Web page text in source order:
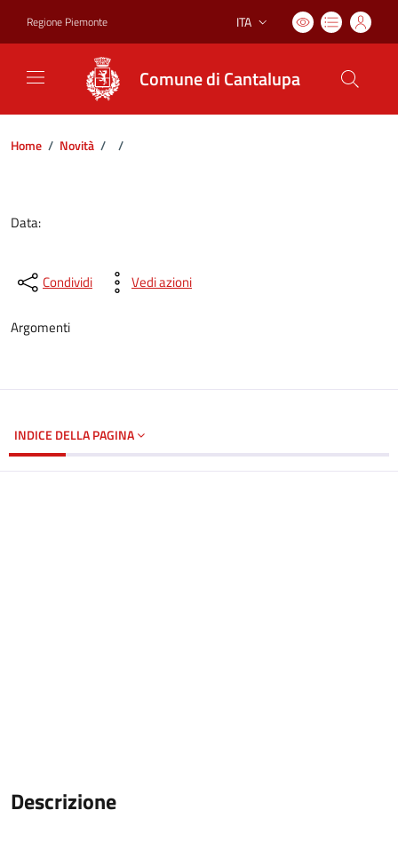
Regione Piemonte Lingua attiva:
ITA
Comune di Cantalupa
Home / Novità / /
Data:
Condividi Vedi azioni
Argomenti
INDICE DELLA PAGINA
Descrizione